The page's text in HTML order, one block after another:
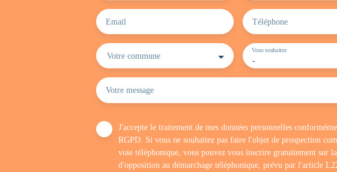
Email Téléphone
Votre commune -
Vous souhaitez
Votre message
J'accepte le traitement de mes données personnelles
RGPD. Si vous ne souhaitez pas faire l'objet de prospection
voie téléphonique, vous pouvez vous inscrire gratuitement sur
d'opposition au démarchage téléphonique, prévu par l'article